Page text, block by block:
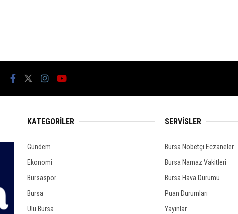
KATEGORİLER
Gündem
Ekonomi
Bursaspor
Bursa
Ulu Bursa
SERVİSLER
Bursa Nöbetçi Eczaneler
Bursa Namaz Vakitleri
Bursa Hava Durumu
Puan Durumları
Yayınlar